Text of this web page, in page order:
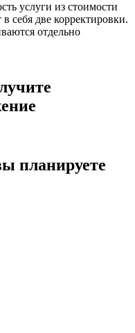
услуги из стоимости
себя две корректировки.
отдельно
планируете